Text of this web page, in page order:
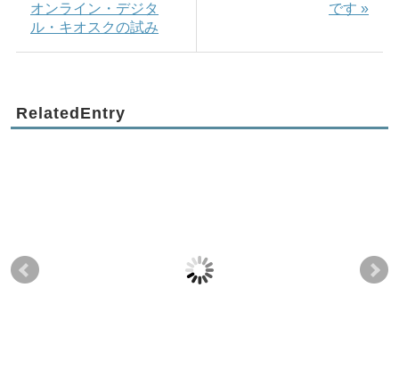
オンライン・デジタ
ル・キオスクの試み
です »
RelatedEntry
「新しい日常」下のヨ
ーロッパの観光業
異国での老後 〜スイ
スの老人ホームにおけ
ヨ
リ